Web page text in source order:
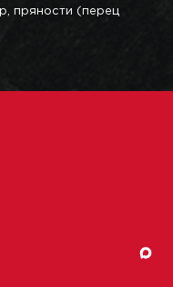
пряности (перец